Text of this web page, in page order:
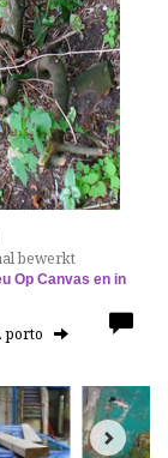
bewerkt
Op Canvas en in
porto